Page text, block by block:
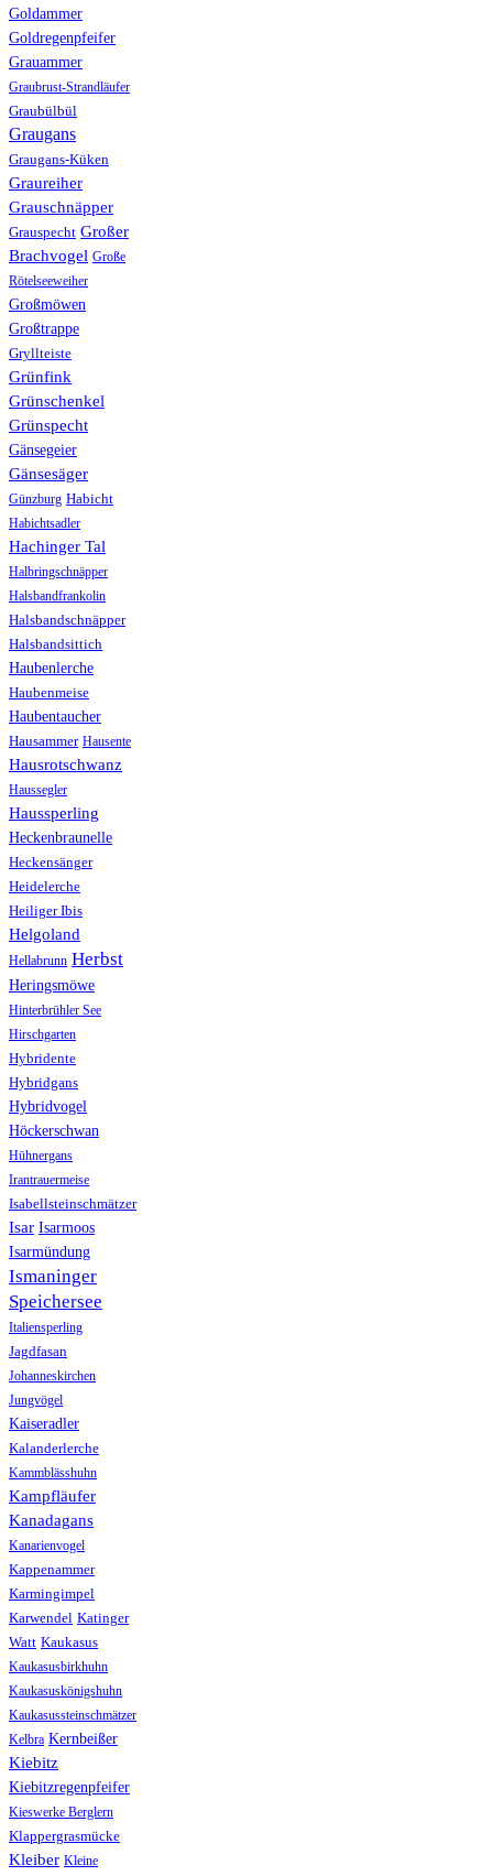
Goldammer
Goldregenpfeifer
Grauammer
Graubrust-Strandläufer
Graubülbül
Graugans
Graugans-Küken
Graureiher
Grauschnäpper
Grauspecht Großer
Brachvogel Große
Rötelseeweiher
Großmöwen
Großtrappe
Gryllteiste
Grünfink
Grünschenkel
Grünspecht
Gänsegeier
Gänsesäger
Günzburg Habicht
Habichtsadler
Hachinger Tal
Halbringschnäpper
Halsbandfrankolin
Halsbandschnäpper
Halsbandsittich
Haubenlerche
Haubenmeise
Haubentaucher
Hausammer Hausente
Hausrotschwanz
Haussegler
Haussperling
Heckenbraunelle
Heckensänger
Heidelerche
Heiliger Ibis
Helgoland
Hellabrunn Herbst
Heringsmöwe
Hinterbrühler See
Hirschgarten
Hybridente
Hybridgans
Hybridvogel
Höckerschwan
Hühnergans
Irantrauermeise
Isabellsteinschmätzer
Isar Isarmoos
Isarmündung
Ismaninger
Speichersee
Italiensperling
Jagdfasan
Johanneskirchen
Jungvögel
Kaiseradler
Kalanderlerche
Kammblässhuhn
Kampfläufer
Kanadagans
Kanarienvogel
Kappenammer
Karmingimpel
Karwendel Katinger
Watt Kaukasus
Kaukasusbirkhuhn
Kaukasuskönigshuhn
Kaukasussteinschmätzer
Kelbra Kernbeißer
Kiebitz
Kiebitzregenpfeifer
Kieswerke Berglern
Klappergrasmücke
Kleiber Kleine